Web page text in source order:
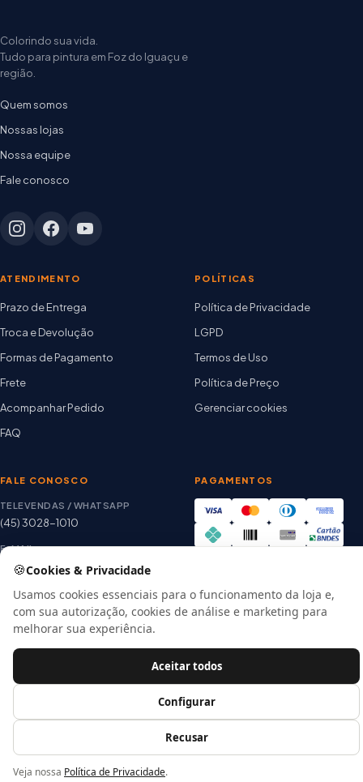
Colorindo sua vida.
Tudo para pintura em Foz do Iguaçu e
região.
Quem somos
Nossas lojas
Nossa equipe
Fale conosco
ATENDIMENTO
Prazo de Entrega
Troca e Devolução
Formas de Pagamento
Frete
Acompanhar Pedido
FAQ
POLÍTICAS
Política de Privacidade
LGPD
Termos de Uso
Política de Preço
Gerenciar cookies
FALE CONOSCO
TELEVENDAS / WHATSAPP
(45) 3028-1010
E-MAIL
thiago@artetintas.com.br
HORÁRIO
Seg. a Sex. 8h às 18h
Sábado 8h às 12h
PAGAMENTOS
Site verificado
Google Safe Browsing
© 2026 Arte Tintas · CNPJ 00.057.118/0001-56
🍪Cookies & Privacidade
Usamos cookies essenciais para o funcionamento da loja e,
com sua autorização, cookies de análise e marketing para
melhorar sua experiência.
Recusar
Configurar
Aceitar todos
Veja nossa Política de Privacidade.